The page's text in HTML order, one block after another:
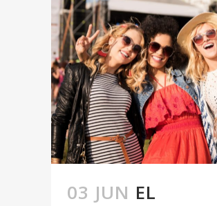
03 JUN EL